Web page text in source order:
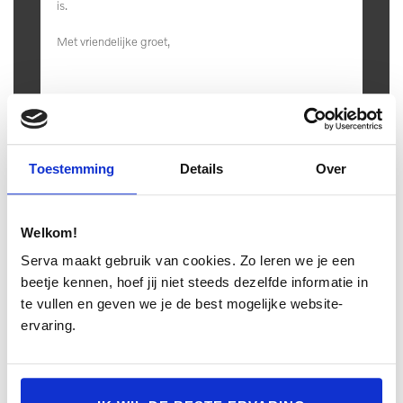
Toestemming Details Over
Welkom!
Serva maakt gebruik van cookies. Zo leren we je een
beetje kennen, hoef jij niet steeds dezelfde informatie in
te vullen en geven we je de best mogelijke website-
ervaring.
electronic climate control
Rijstrooksensor met
Volledig digitaal
Achteropkomend verkeer
geluidsimulator WiFi